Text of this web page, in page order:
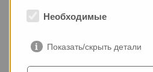
Необходимые
Показать/скрыть детали